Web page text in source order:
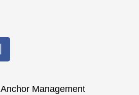
Anchor Management